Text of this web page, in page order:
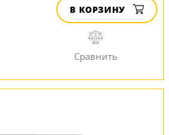
В КОРЗИНУ